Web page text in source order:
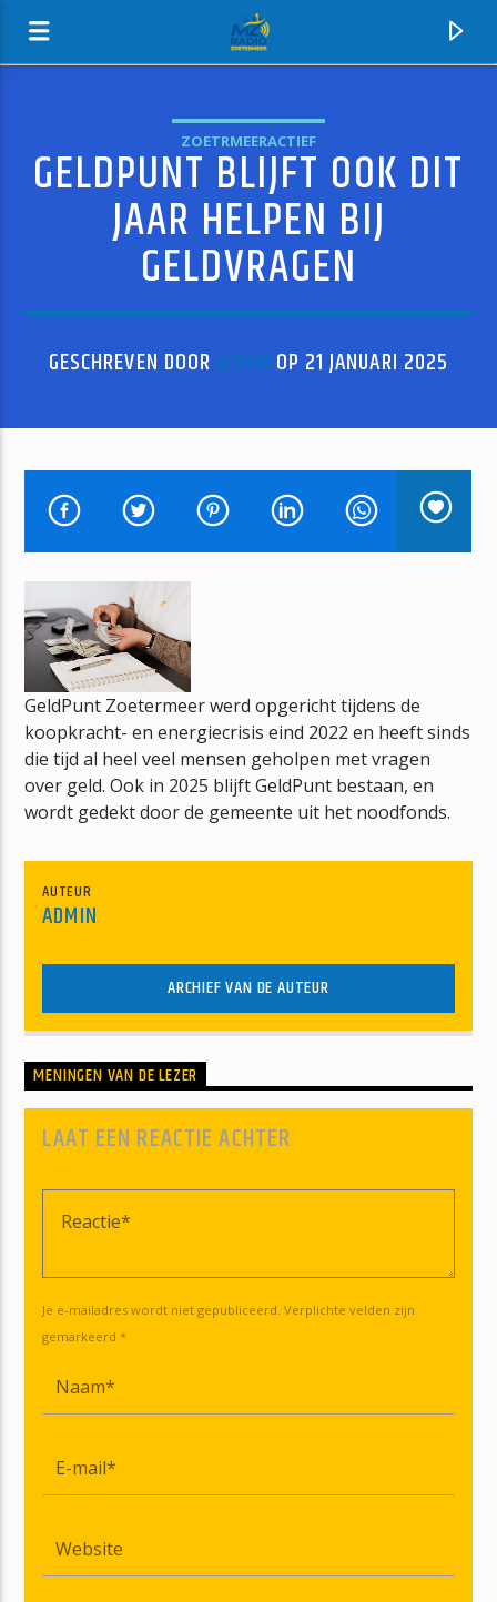
MZ-RADIO
HUIDIG NUMMER
BOUWVAL
ERIK-VERBOUW
mz-radio
ZOETRMEERACTIEF
GELDPUNT BLIJFT OOK DIT
JAAR HELPEN BIJ
GELDVRAGEN
GESCHREVEN DOOR ADMIN OP 21 JANUARI 2025
GeldPunt Zoetermeer werd opgericht tijdens de
koopkracht- en energiecrisis eind 2022 en heeft sinds
die tijd al heel veel mensen geholpen met vragen
over geld. Ook in 2025 blijft GeldPunt bestaan, en
wordt gedekt door de gemeente uit het noodfonds.
AUTEUR
ADMIN
ARCHIEF VAN DE AUTEUR
MENINGEN VAN DE LEZER
LAAT EEN REACTIE ACHTER
Je e-mailadres wordt niet gepubliceerd. Verplichte velden zijn
gemarkeerd *